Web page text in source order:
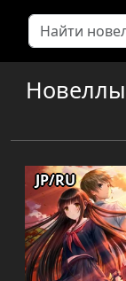
Новеллы
JP/RU